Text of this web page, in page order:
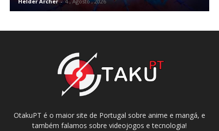
OtakuPT é o maior site de Portugal sobre anime e mangá, e
também falamos sobre videojogos e tecnologia!